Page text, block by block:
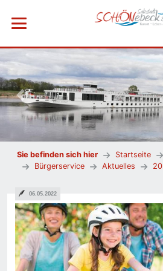
Menü öffnen
Vorheriges Bild
Sie befinden sich hier Startseite
Bürgerservice
Aktuelles
06.05.2022